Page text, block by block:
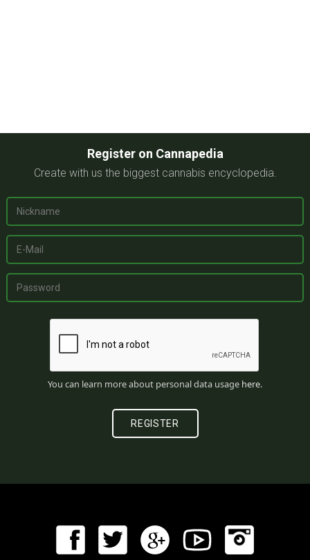
Register on Cannapedia
Create with us the biggest cannabis encyclopedia.
You can learn more about personal data usage here.